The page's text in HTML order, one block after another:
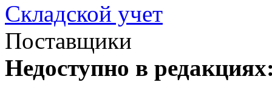
Складской учет
Поставщики
Недоступно в